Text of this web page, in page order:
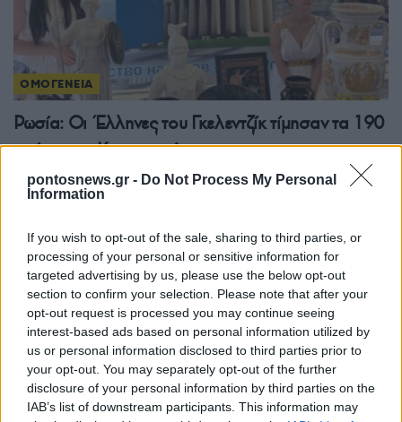
pontosnews.gr - Do Not Process My Personal
Information
If you wish to opt-out of the sale, sharing to third parties, or
processing of your personal or sensitive information for
targeted advertising by us, please use the below opt-out
section to confirm your selection. Please note that after your
opt-out request is processed you may continue seeing
interest-based ads based on personal information utilized by
us or personal information disclosed to third parties prior to
your opt-out. You may separately opt-out of the further
disclosure of your personal information by third parties on the
IAB’s list of downstream participants. This information may
ΟΜΟΓΕΝΕΙΑ
Ρωσία: Οι Έλληνες του Γκελεντζίκ τίμησαν τα 190
χρόνια της Καμπαρντίνκα
4/08/2026 - 12:57μμ
ΟΜΟΓΕΝΕΙΑ